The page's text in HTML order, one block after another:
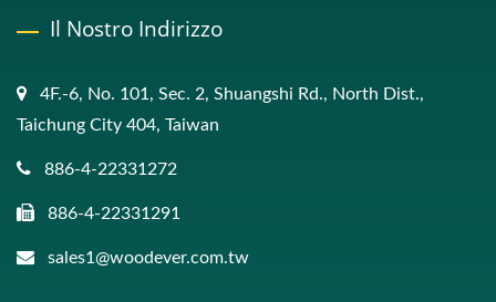
Il Nostro Indirizzo
4F.-6, No. 101, Sec. 2, Shuangshi Rd., North Dist.,
Taichung City 404, Taiwan
886-4-22331272
886-4-22331291
sales1@woodever.com.tw